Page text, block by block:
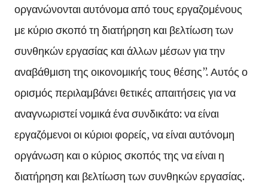
οργανώνονται αυτόνομα από τους εργαζομένους
με κύριο σκοπό τη διατήρηση και βελτίωση των
συνθηκών εργασίας και άλλων μέσων για την
αναβάθμιση της οικονομικής τους θέσης”. Αυτός ο
ορισμός περιλαμβάνει θετικές απαιτήσεις για να
αναγνωριστεί νομικά ένα συνδικάτο: να είναι
εργαζόμενοι οι κύριοι φορείς, να είναι αυτόνομη
οργάνωση και ο κύριος σκοπός της να είναι η
διατήρηση και βελτίωση των συνθηκών εργασίας.